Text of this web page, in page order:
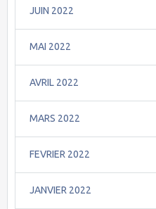
JUIN 2022
MAI 2022
AVRIL 2022
MARS 2022
FEVRIER 2022
JANVIER 2022